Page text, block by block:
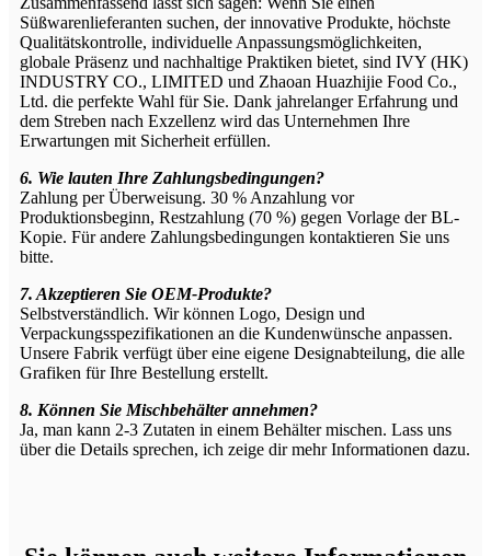
Süßwarenlieferanten suchen, der innovative Produkte, höchste
Qualitätskontrolle, individuelle Anpassungsmöglichkeiten,
globale Präsenz und nachhaltige Praktiken bietet, sind IVY (HK)
INDUSTRY CO., LIMITED und Zhaoan Huazhijie Food Co.,
Ltd. die perfekte Wahl für Sie. Dank jahrelanger Erfahrung und
dem Streben nach Exzellenz wird das Unternehmen Ihre
Erwartungen mit Sicherheit erfüllen.
6. Wie lauten Ihre Zahlungsbedingungen?
Zahlung per Überweisung. 30 % Anzahlung vor
Produktionsbeginn, Restzahlung (70 %) gegen Vorlage der BL-
Kopie. Für andere Zahlungsbedingungen kontaktieren Sie uns
bitte.
7. Akzeptieren Sie OEM-Produkte?
Selbstverständlich. Wir können Logo, Design und
Verpackungsspezifikationen an die Kundenwünsche anpassen.
Unsere Fabrik verfügt über eine eigene Designabteilung, die alle
Grafiken für Ihre Bestellung erstellt.
8. Können Sie Mischbehälter annehmen?
Ja, man kann 2-3 Zutaten in einem Behälter mischen. Lass uns
über die Details sprechen, ich zeige dir mehr Informationen dazu.